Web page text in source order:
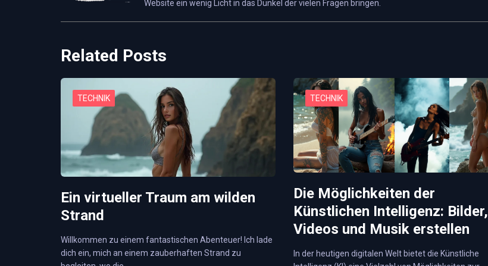
Website ein wenig Licht in das Dunkel der vielen Fragen bringen.
Related Posts
TECHNIK
Ein virtueller Traum am wilden
Strand
Willkommen zu einem fantastischen Abenteuer! Ich lade
dich ein, mich an einem zauberhaften Strand zu
TECHNIK
Die Möglichkeiten der
Künstlichen Intelligenz: Bilder,
Videos und Musik erstellen
In der heutigen digitalen Welt bietet die Künstliche